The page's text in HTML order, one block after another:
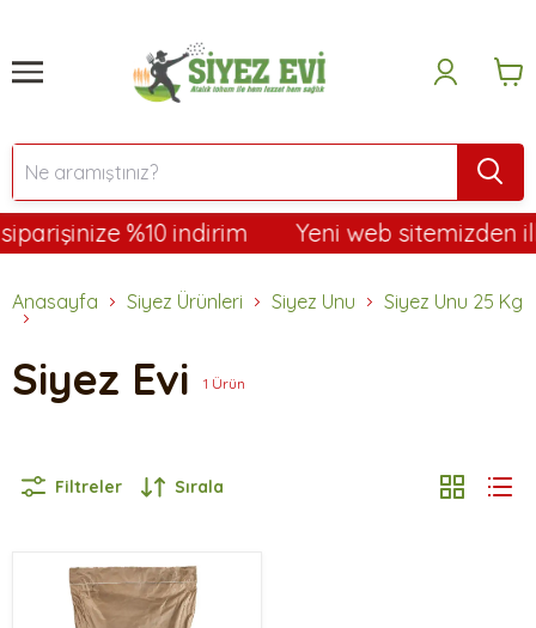
%10 indirim Yeni web sitemizden
Anasayfa Siyez Ürünleri Siyez Unu Siyez Unu 25 Kg
Siyez Evi 1 Ürün
Filtreler Sırala